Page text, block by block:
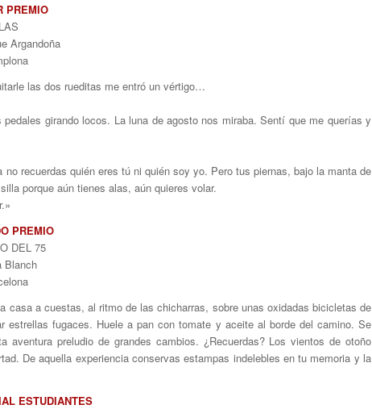
PREMIO
Argandoña
las dos rueditas me entró un vértigo…
girando locos. La luna de agosto nos miraba. Sentí que me querías y
recuerdas quién eres tú ni quién soy yo. Pero tus piernas, bajo la manta de
porque aún tienes alas, aún quieres volar.
PREMIO
DEL 75
Blanch
casa a cuestas, al ritmo de las chicharras, sobre unas oxidadas bicicletas de
fugaces. Huele a pan con tomate y aceite al borde del camino. Se
preludio de grandes cambios. ¿Recuerdas? Los vientos de otoño
De aquella experiencia conservas estampas indelebles en tu memoria y la
ESTUDIANTES